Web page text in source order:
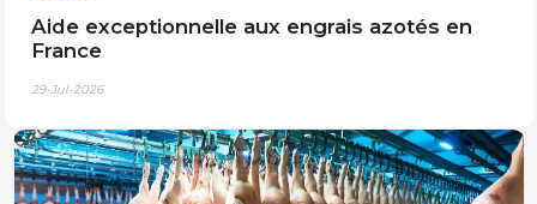
Aide exceptionnelle aux engrais azotés en
France
29-Jul-2026